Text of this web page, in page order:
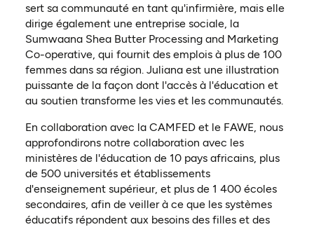
sert sa communauté en tant qu'infirmière, mais elle
dirige également une entreprise sociale, la
Sumwaana Shea Butter Processing and Marketing
Co-operative, qui fournit des emplois à plus de 100
femmes dans sa région. Juliana est une illustration
puissante de la façon dont l'accès à l'éducation et
au soutien transforme les vies et les communautés.
En collaboration avec la CAMFED et le FAWE, nous
approfondirons notre collaboration avec les
ministères de l'éducation de 10 pays africains, plus
de 500 universités et établissements
d'enseignement supérieur, et plus de 1 400 écoles
secondaires, afin de veiller à ce que les systèmes
éducatifs répondent aux besoins des filles et des